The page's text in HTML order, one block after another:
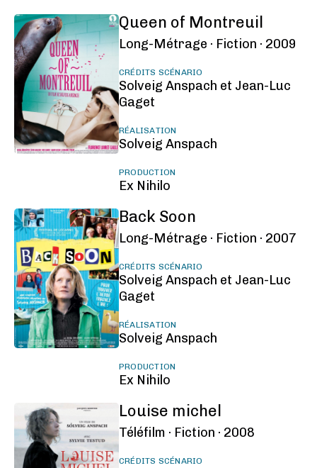
Queen of Montreuil
Long-Métrage · Fiction · 2009
CRÉDITS SCÉNARIO
Solveig Anspach et Jean-Luc
Gaget
RÉALISATION
Solveig Anspach
PRODUCTION
Ex Nihilo
Back Soon
Long-Métrage · Fiction · 2007
CRÉDITS SCÉNARIO
Solveig Anspach et Jean-Luc
Gaget
RÉALISATION
Solveig Anspach
PRODUCTION
Ex Nihilo
Louise michel
Téléfilm · Fiction · 2008
CRÉDITS SCÉNARIO